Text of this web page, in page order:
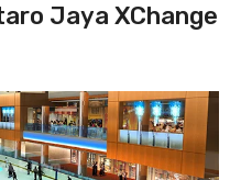
Jaya XChange